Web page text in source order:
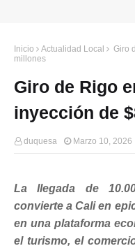
Inicio Actualidad Local
Giro
millones
Giro de Rigo
inyección de
duquesa Marzo 10, 2026
La llegada de
convierte a Cali en
en una plataforma
el turismo, el